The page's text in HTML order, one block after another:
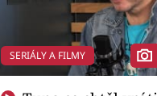
SERIÁLY A FILMY